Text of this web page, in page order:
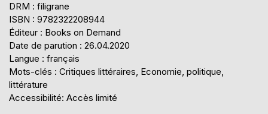
DRM : filigrane
ISBN : 9782322208944
Éditeur : Books on Demand
Date de parution : 26.04.2020
Langue : français
Mots-clés : Critiques littéraires, Economie, politique,
littérature
Accessibilité: Accès limité